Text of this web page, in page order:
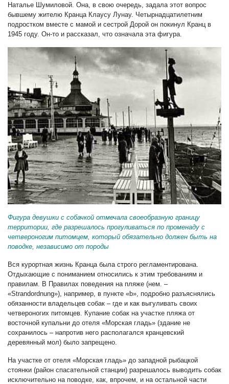
Наталье Шумиловой. Она, в свою очередь, задала этот вопрос
бывшему жителю Кранца Клаусу Лунау. Четырнадцатилетним
подростком вместе с мамой и сестрой Дорой он покинул Кранц в
1945 году. Он-то и рассказал, что означала эта фигура.
Фигура девушки с собачкой отмечала своеобразную границу
территории, где разрешалось прогуливаться по променаду с
четвероногим питомцем, который обязательно должен быть на
поводке, независимо от породы
Вся курортная жизнь Кранца была строго регламентирована.
Отдыхающие с пониманием относились к этим требованиям и
правилам. В Правилах поведения на пляже (нем. –
«Strandordnung»), например, в пункте «b», подробно разъяснялись
обязанности владельцев собак – где и как выгуливать своих
четвероногих питомцев. Купание собак на участке пляжа от
восточной купальни до отеля «Морская гладь» (здание не
сохранилось – напротив него располагался кранцевский
деревянный мол) было запрещено.
На участке от отеля «Морская гладь» до западной рыбацкой
стоянки (район спасательной станции) разрешалось выводить собак
исключительно на поводке, как, впрочем, и на остальной части